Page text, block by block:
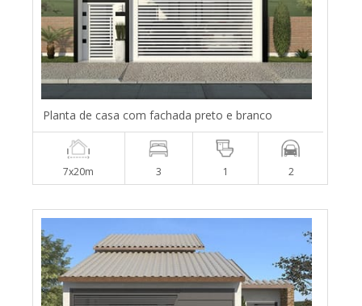
Planta de casa com fachada preto e branco
7x20m 3 1 2